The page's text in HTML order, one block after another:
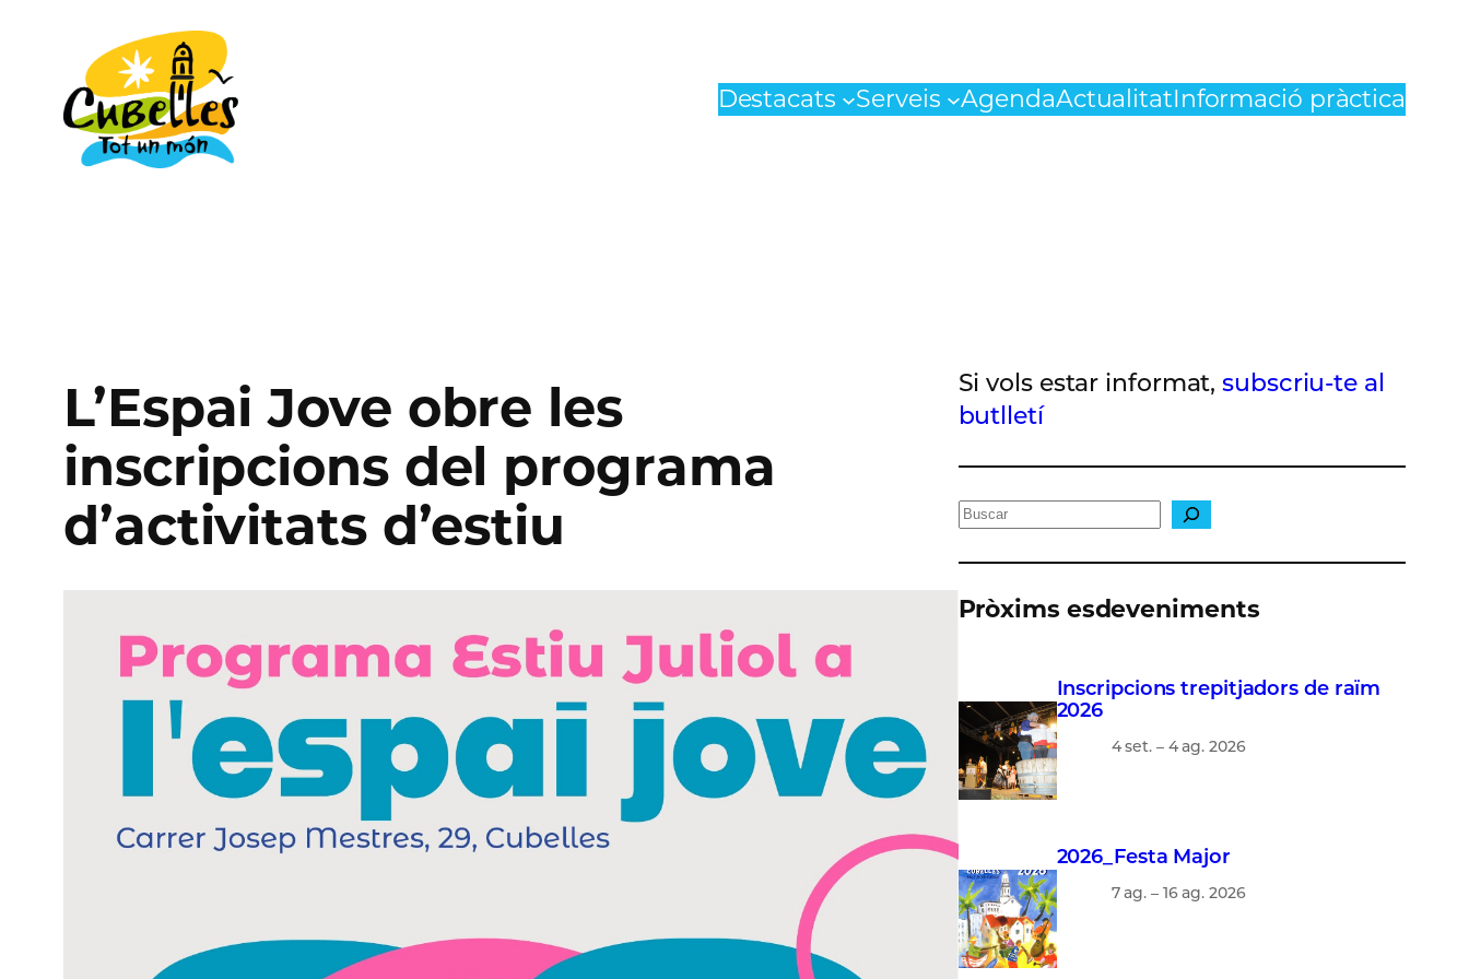
contingut
Destacats Serveis AgendaActualitatInformació pràctica
L’Espai Jove obre les
inscripcions del programa
d’activitats d’estiu
Si vols estar informat,subscriu-te al
butlletí
C
c
Pròxims esdeveniments
Inscripcions trepitjadors de raïm
2026
4 set. – 4 ag. 2026
2026_Festa Major
7 ag. – 16 ag. 2026